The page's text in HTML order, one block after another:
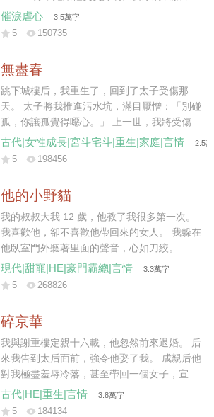
沒回來。 23：59分，她守著一桌早已涼透的
飯菜和一個空蕩蕩的家。 門外突然傳來響聲，
于是他便每天最後一秒踏入家門，絕不會多一
分一秒。 童潔走上前，按照往常那樣幫他把脫
下的西服掛起來，“飯菜已經準備好了，我去給
你熱一下。” 莫紹謙按照合約約定，側臉親了
她一口，神色卻是一如既往的淡漠，“你每天這
樣惺惺作態不累？每天做這些，明知道我也不
會吃。” 說罷，他從口袋裏掏出一個盒子，扔
物。” “前天。”童潔道。 “什麼？”莫紹謙皺眉。
“結婚紀念日，是前天。” 他每一年都會按照合
約上所約定的給她帶禮物，但每一年也都會記
錯，而且…… 每次帶的禮物，都是她並不喜歡
的。 星星的項鏈，月亮的吊墜。 多諷刺，他
心裏的那個人，就叫童星月。 雖然已經和她結
了婚，但他無時無刻都會用各種各種的方式提
婚姻的，我接受你所有的要求，但我不愛你，
甚至，憎惡你。
催淚虐心 3.5萬字
5 150735
無盡春
跳下城樓后，我重生了，回到了太子受傷那
天。 太子將我推進污水坑，滿目厭憎：「別碰
孤，你讓孤覺得噁心。」 上一世，我將受傷的
蕭澤背出荒野，得到皇上賜婚，成了太子妃。
不料，我愛他如命，他卻厭我入骨，大婚第三
白，他的心是捂不熱的，但一切都晚了。 我只
能含恨跳了城樓。 這一世…… 我看著身受重
傷，卻把我推開，不許我靠近的蕭澤。 冷冷地
笑了。 那你就，在這兒等死吧。
古代|女性成長|宮斗宅斗|重生|家庭|言情 2.5
5 198456
他的小野貓
我的叔叔大我 12 歲，他教了我很多第一次。
我喜歡他，卻不喜歡他帶回來的女人。 我躲在
他臥室門外聽著里面的聲音，心如刀絞。
現代|甜寵|HE|豪門霸總|言情 3.3萬字
5 268826
碎京華
我與謝重樓定親十六載，他忽然前來退婚。 后
來我告到太后面前，強令他娶了我。 成親后他
對我極盡羞辱冷落，甚至帶回一個女子，宣布
要休妻再娶。 那時我陸家已然式微，連太后也
不肯再替我做主。 可我一身烈骨，哪里受得住
古代|HE|重生|言情 3.8萬字
5 184134